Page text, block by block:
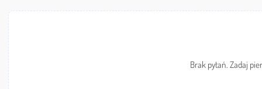
Brak pytań. Zadaj